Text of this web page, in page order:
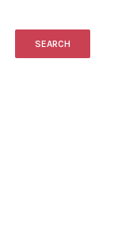
SEARCH